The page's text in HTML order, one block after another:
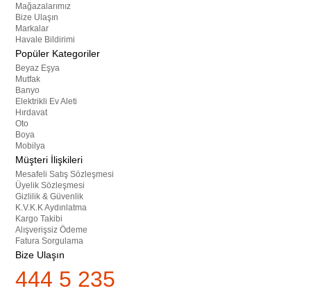
Mağazalarımız
Bize Ulaşın
Markalar
Havale Bildirimi
Popüler Kategoriler
Beyaz Eşya
Mutfak
Banyo
Elektrikli Ev Aleti
Hırdavat
Oto
Boya
Mobilya
Müşteri İlişkileri
Mesafeli Satış Sözleşmesi
Üyelik Sözleşmesi
Gizlilik & Güvenlik
K.V.K.K Aydınlatma
Kargo Takibi
Alışverişsiz Ödeme
Fatura Sorgulama
Bize Ulaşın
444 5 235